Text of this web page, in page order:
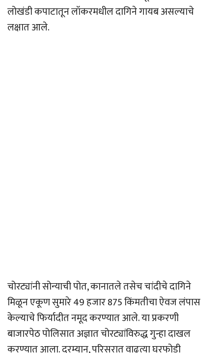
लोखंडी कपाटातून लॉकरमधील दागिने गायब असल्याचे
लक्षात आले.
चोरट्यांनी सोन्याची पोत, कानातले तसेच चांदीचे दागिने
मिळून एकूण सुमारे 49 हजार 875 किंमतीचा ऐवज लंपास
केल्याचे फिर्यादीत नमूद करण्यात आले. या प्रकरणी
बाजारपेठ पोलिसात अज्ञात चोरट्यांविरुद्ध गुन्हा दाखल
करण्यात आला. दरम्यान, परिसरात वाढत्या घरफोडी